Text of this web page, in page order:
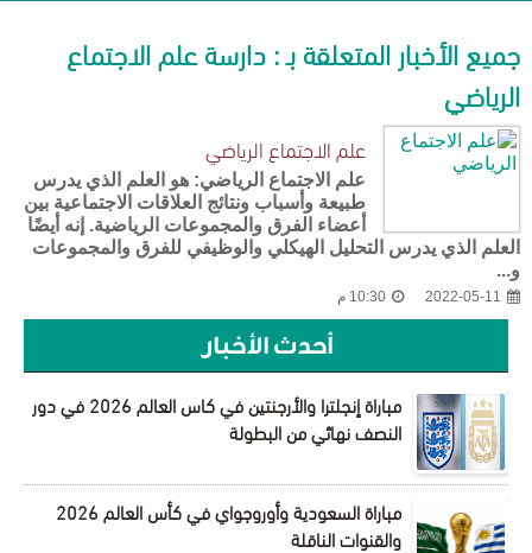
جميع الأخبار المتعلقة بـ : دارسة علم الاجتماع
الرياضي
علم الاجتماع الرياضي
علم الاجتماع الرياضي: هو العلم الذي يدرس
طبيعة وأسباب ونتائج العلاقات الاجتماعية بين
أعضاء الفرق والمجموعات الرياضية. إنه أيضًا
العلم الذي يدرس التحليل الهيكلي والوظيفي للفرق والمجموعات
و...
2022-05-11 10:30 م
أحدث الأخبار
مباراة إنجلترا والأرجنتين في كاس العالم 2026 في دور
النصف نهائي من البطولة
مباراة السعودية وأوروجواي في كأس العالم 2026
والقنوات الناقلة